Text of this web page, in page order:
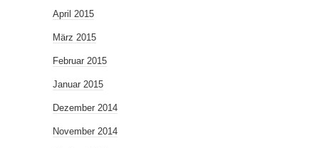
April 2015
März 2015
Februar 2015
Januar 2015
Dezember 2014
November 2014